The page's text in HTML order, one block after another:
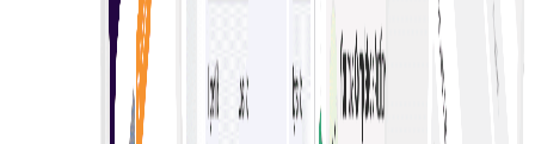
Data bidaan disatukan